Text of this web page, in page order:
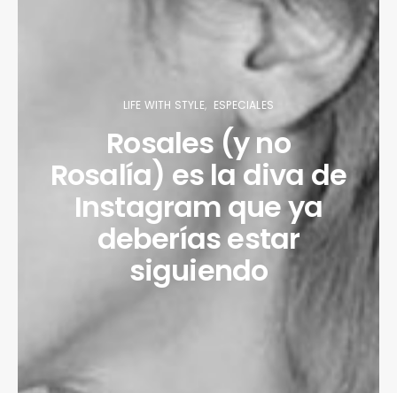
LIFE WITH STYLE ESPECIALES
Rosales (y no
Rosalía) es la diva de
Instagram que ya
deberías estar
siguiendo